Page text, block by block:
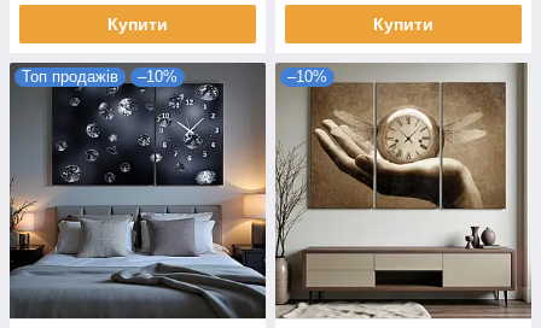
Купити Купити
Топ продажів –10% –10%